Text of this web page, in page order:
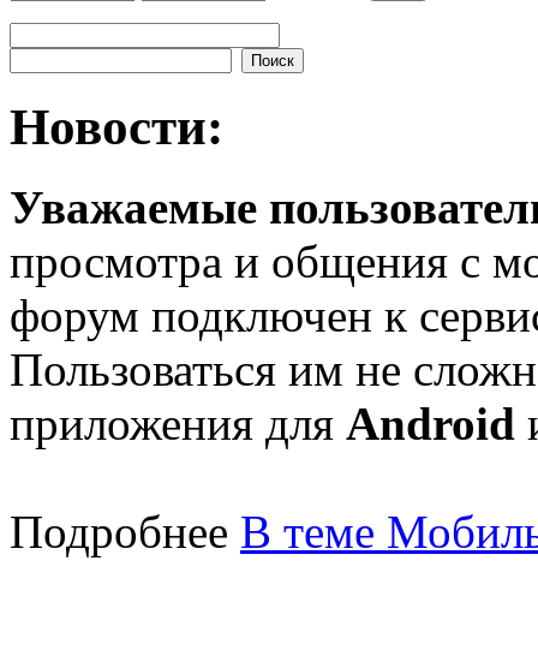
Новости:
Уважаемые
просмотра и общения с
форум подключен к
Пользоваться им не
приложения для Android
Подробнее В теме